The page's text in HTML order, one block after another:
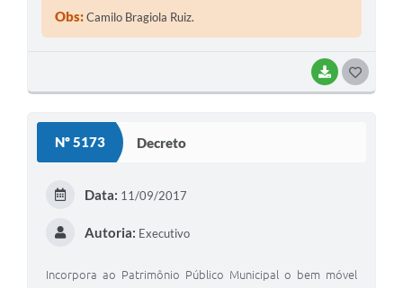
BAIXAR
Obs:Camilo Bragiola Ruiz.
Nº 5173 Decreto
Data: 11/09/2017
Autoria: Executivo
Incorpora ao Patrimônio Público Municipal o bem móvel